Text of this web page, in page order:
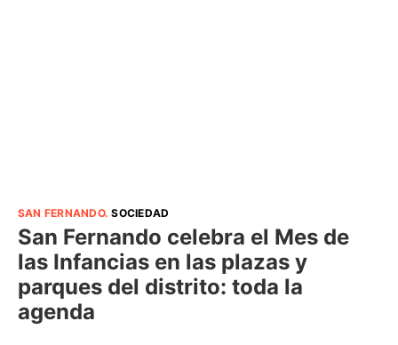
SAN FERNANDO.SOCIEDAD
San Fernando celebra el Mes de
las Infancias en las plazas y
parques del distrito: toda la
agenda